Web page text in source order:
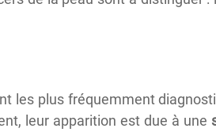
les plus fréquemment
leur apparition est due à une